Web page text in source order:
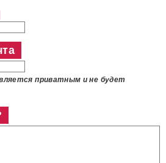
приватным и не будет